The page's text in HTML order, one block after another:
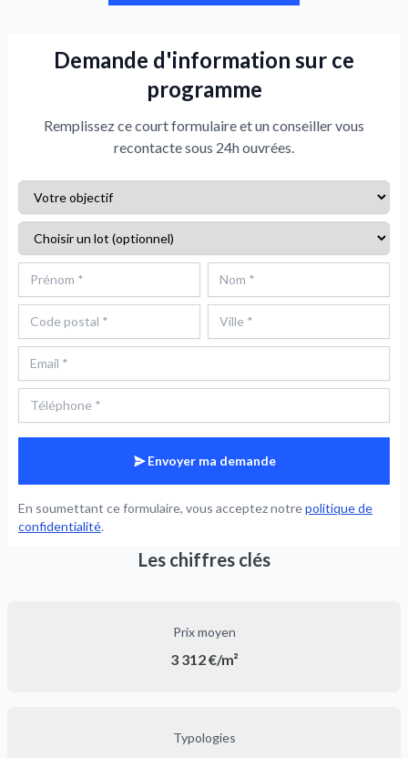
Demande d'information sur ce
programme
Remplissez ce court formulaire et un conseiller vous
recontacte sous 24h ouvrées.
Envoyer ma demande
En soumettant ce formulaire, vous acceptez notrepolitique de
confidentialité.
Les chiffres clés
Prix moyen
3 312 €/m²
Typologies